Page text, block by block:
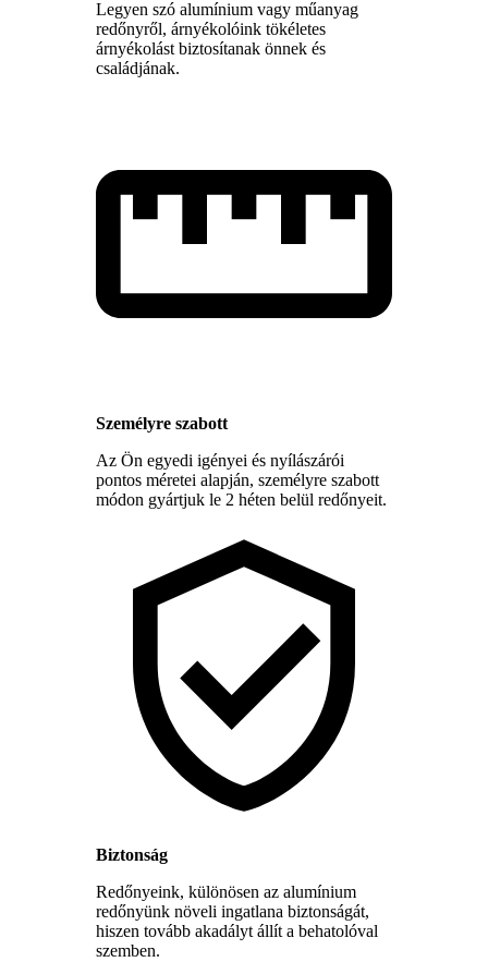
Legyen szó alumínium vagy műanyag
redőnyről, árnyékolóink tökéletes
árnyékolást biztosítanak önnek és
családjának.
Személyre szabott
Az Ön egyedi igényei és nyílászárói
pontos méretei alapján, személyre szabott
módon gyártjuk le 2 héten belül redőnyeit.
Biztonság
Redőnyeink, különösen az alumínium
redőnyünk növeli ingatlana biztonságát,
hiszen tovább akadályt állít a behatolóval
szemben.